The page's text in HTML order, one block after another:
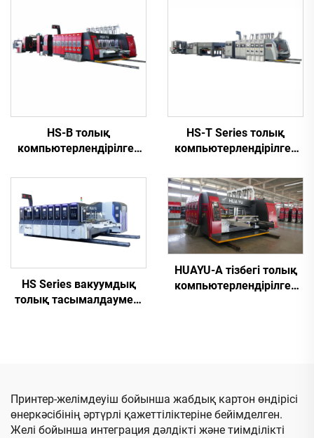
HS-B толық
компьютерлендірілген
жылдамдықта жұмыс
істейтін автоматты
басып шығару және
желімдеу машинасы
HS-T Series толық
компьютерлендірілген
басып шығару, желімдеу
және автоматты түрде
байлап тастау (кіші
қораптар үшін)
HS Series вакуумдық
толық тасымалдаумен,
түрлендіру (вакуумдық
тасымалдау арқылы
жоғарғы басып шығару)
HUAYU-A тізбегі толық
компьютерлендірілген
Принтер-желімдеуіш бойынша жабдық картон өндірісі
өнеркәсібінің әртүрлі қажеттіліктеріне бейімделген.
Желі бойынша интеграция дәлдікті және тиімділікті